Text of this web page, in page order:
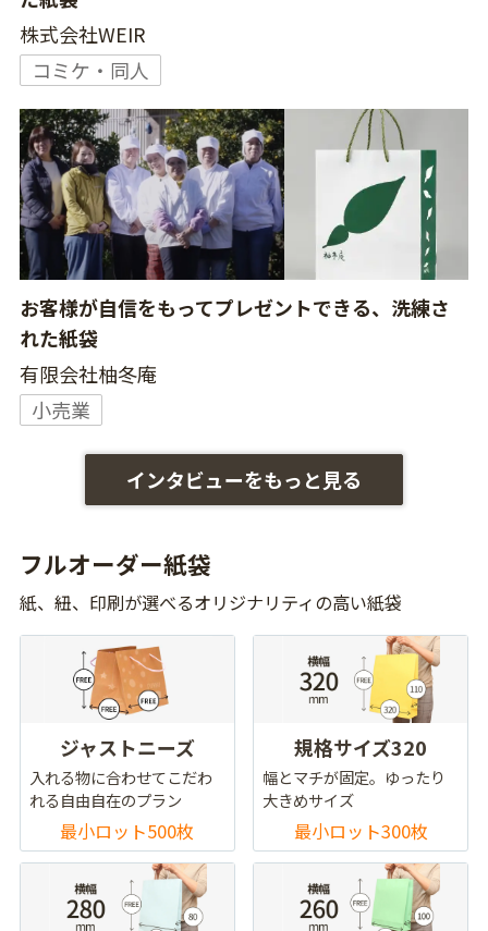
株式会社WEIR
コミケ・同人
お客様が自信をもってプレゼントできる、洗練さ
れた紙袋
有限会社柚冬庵
小売業
インタビューをもっと見る
フルオーダー紙袋
紙、紐、印刷が選べるオリジナリティの高い紙袋
ジャストニーズ
入れる物に合わせてこだわ
れる自由自在のプラン
最小ロット500枚
規格サイズ320
幅とマチが固定。ゆったり
大きめサイズ
最小ロット300枚